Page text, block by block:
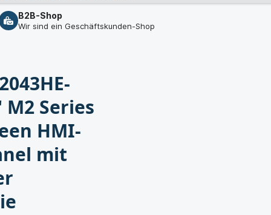
B2B-Shop
Wir sind ein Geschäftskunden-Shop
Series
HMI-
mit